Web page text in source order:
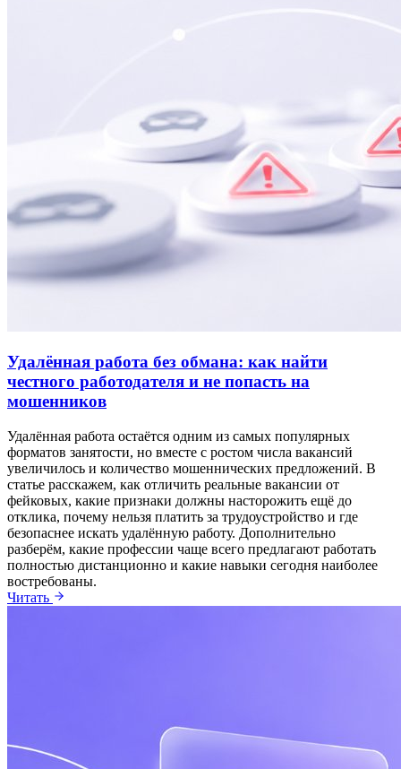
Удалённая работа без обмана: как найти
честного работодателя и не попасть на
мошенников
Удалённая работа остаётся одним из самых популярных
форматов занятости, но вместе с ростом числа вакансий
увеличилось и количество мошеннических предложений. В
статье расскажем, как отличить реальные вакансии от
фейковых, какие признаки должны насторожить ещё до
отклика, почему нельзя платить за трудоустройство и где
безопаснее искать удалённую работу. Дополнительно
разберём, какие профессии чаще всего предлагают работать
полностью дистанционно и какие навыки сегодня наиболее
востребованы.
Читать